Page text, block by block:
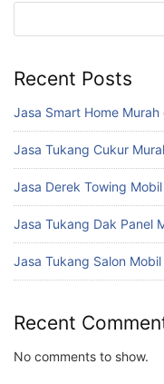
Recent Posts
Jasa Smart Home
Jasa Tukang Cukur
Jasa Derek Towing
Jasa Tukang Dak Panel
Jasa Tukang Salon
Recent
No comments to show.